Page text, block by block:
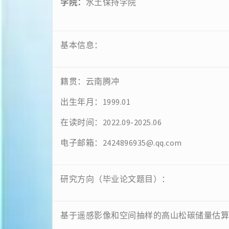
学院： 水土保持学院
基本信息：
籍贯：云南腾冲
出生年月：1999.01
在读时间：2022.09-2025.06
电子邮箱：2424896935@.qq.com
研究方向（毕业论文题目）：
基于遥感影像和空间抽样的高山松碳储量估